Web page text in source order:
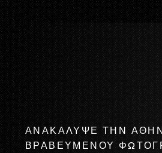
ΑΝΑΚΑΛΥΨΕ ΤΗΝ
ΒΡΑΒΕΥΜΕΝΟΥ